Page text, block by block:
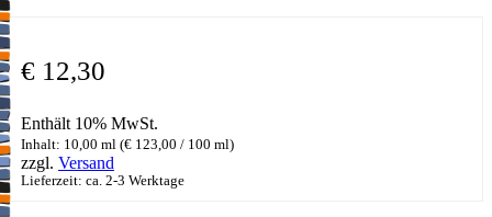
€ 12,30
Enthält 10% MwSt.
Inhalt: 10,00 ml (€ 123,00 / 100 ml)
zzgl. Versand
Lieferzeit: ca. 2-3 Werktage